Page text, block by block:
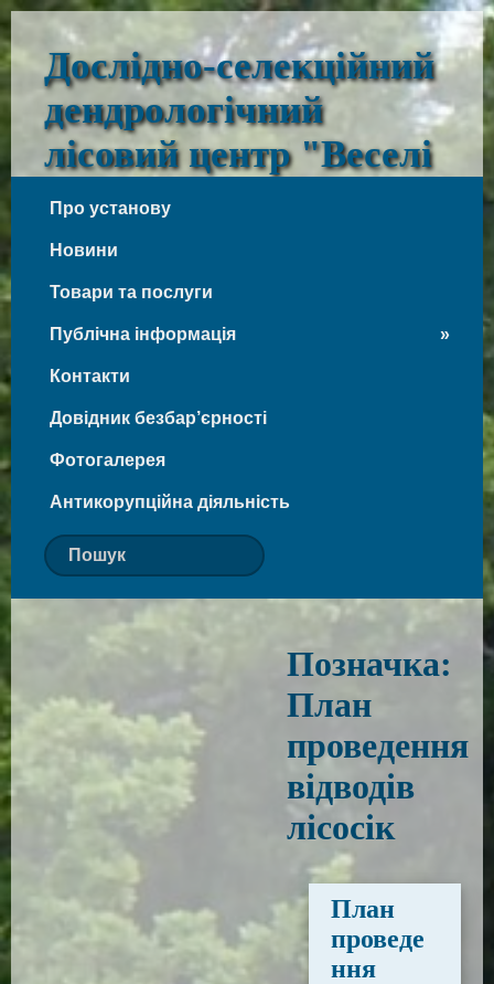
Дослідно-селекційний
дендрологічний
лісовий центр "Веселі
Боковеньки"
Веселі Боковеньки
Про установу
Новини
Товари та послуги
Публічна інформація
Контакти
Довідник безбар’єрності
Фотогалерея
Антикорупційна діяльність
Позначка:
План
проведення
відводів
лісосік
План
проведе
ння